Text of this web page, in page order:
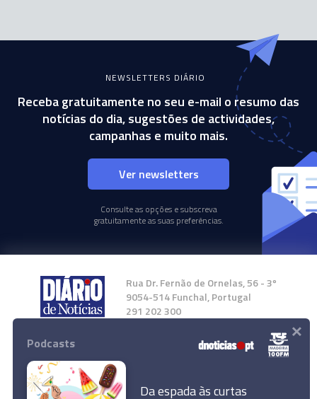
NEWSLETTERS DIÁRIO
Receba gratuitamente no seu e-mail o resumo das
notícias do dia, sugestões de actividades,
campanhas e muito mais.
Ver newsletters
Consulte as opções e subscreva
gratuitamente as suas preferências.
Rua Dr. Fernão de Ornelas, 56 - 3º
9054-514 Funchal, Portugal
291 202 300
Instale a nossa App
Podcasts
Da espada às curtas
×